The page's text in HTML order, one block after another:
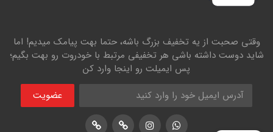
وقتی صحبت از یه تخفیف بزرگ باشه، حتما بهت پیامک میدیم! اما
شاید دوست داشته باشی هر تخفیفی مرتبط با خودروت رو بهت بگیم؛
پس ایمیلت رو اینجا وارد کن
عضویت